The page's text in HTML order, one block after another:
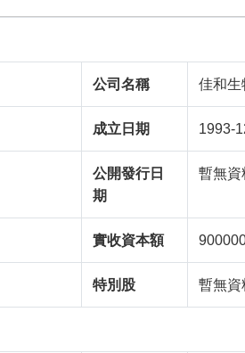
公司名稱 佳和生
成立日期 1993-
公開發行日
期
暫無資
實收資本額
特別股 暫無資